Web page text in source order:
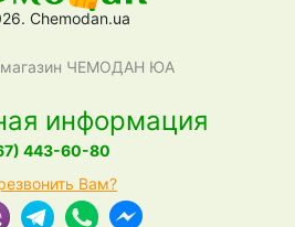
Chemodan.ua
магазин ЧЕМОДАН ЮА
информация
443-60-80
Вам?